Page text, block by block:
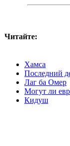
Читайте:
Хамса
Последний
Лаг ба Омер
Могут ли
Кидуш